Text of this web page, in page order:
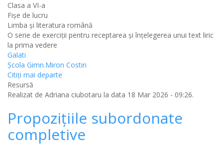
Clasa a VI-a
Fișe de lucru
Limba şi literatura română
O serie de exerciţii pentru receptarea şi înţelegerea unui text liric
la prima vedere
Galati
Şcola Gimn.Miron Costin
Citiţi mai departe
Resursă
Realizat de Adriana ciubotaru la data 18 Mar 2026 - 09:26.
Propoziţiile subordonate
completive